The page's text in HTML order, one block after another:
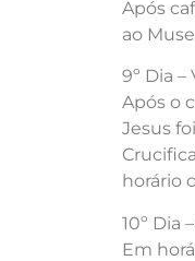
Após
ao
9º Dia –
Após o
Jesus
horário
10º Dia
Em